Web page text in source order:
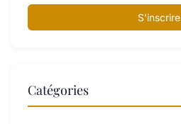
S'inscrire
Catégories